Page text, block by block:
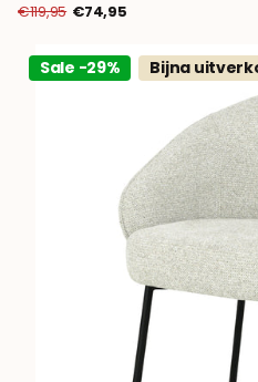
€119,95 €74,95
Sale -29% Bijna